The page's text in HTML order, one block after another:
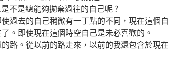
不是總能夠拋棄過往的自己呢？
過去的自己稍微有一丁點的不同，現在這個自
。即使現在這個時空自己是未必喜歡的。
路。從以前的路走來，以前的我還包含於現在